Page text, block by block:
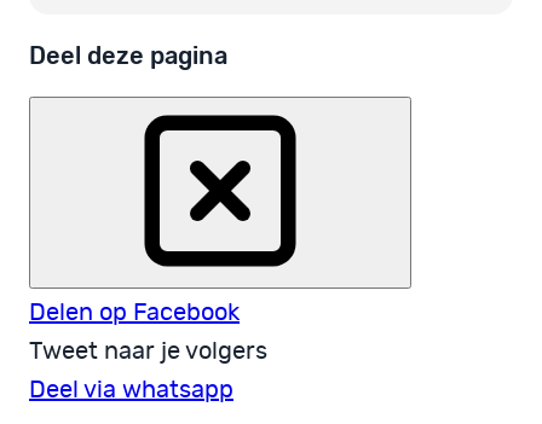
Deel deze pagina
Delen op Facebook
Tweet naar je volgers
Deel via whatsapp